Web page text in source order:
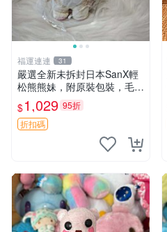
福運連連 31
嚴選全新未拆封日本SanX輕
松熊熊妹，附原裝包裝，毛絨
質地極佳，細膩可愛，推薦收
藏兼送禮，適合女性好友或家
人，限量釋出。鬆熊、熊玩
$1,029 95折
折扣碼